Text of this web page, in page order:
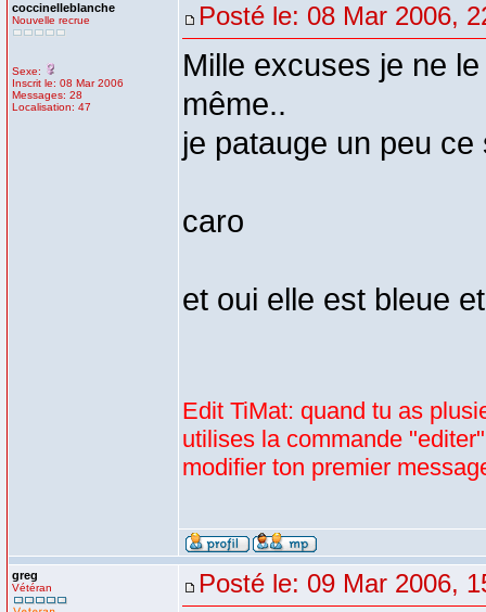
coccinelleblanche
Nouvelle recrue
Sexe:
Inscrit le: 08 Mar 2006
Messages: 28
Localisation: 47
Posté le: 08 Mar 2006,
Mille excuses je ne
même..
je patauge un peu ce
caro
et oui elle est bleue
Edit TiMat: quand tu as
utilises la commande
modifier ton premier
greg
Vétéran Posté le: 09 Mar 2006,